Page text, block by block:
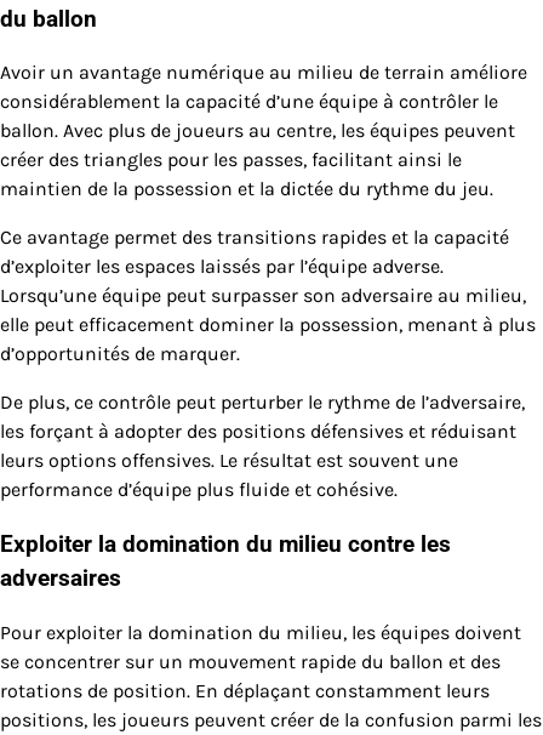
du ballon
Avoir un avantage numérique au milieu de terrain améliore
considérablement la capacité d’une équipe à contrôler le
ballon. Avec plus de joueurs au centre, les équipes peuvent
créer des triangles pour les passes, facilitant ainsi le
maintien de la possession et la dictée du rythme du jeu.
Ce avantage permet des transitions rapides et la capacité
d’exploiter les espaces laissés par l’équipe adverse.
Lorsqu’une équipe peut surpasser son adversaire au milieu,
elle peut efficacement dominer la possession, menant à plus
d’opportunités de marquer.
De plus, ce contrôle peut perturber le rythme de l’adversaire,
les forçant à adopter des positions défensives et réduisant
leurs options offensives. Le résultat est souvent une
performance d’équipe plus fluide et cohésive.
Exploiter la domination du milieu contre les
adversaires
Pour exploiter la domination du milieu, les équipes doivent
se concentrer sur un mouvement rapide du ballon et des
rotations de position. En déplaçant constamment leurs
positions, les joueurs peuvent créer de la confusion parmi les